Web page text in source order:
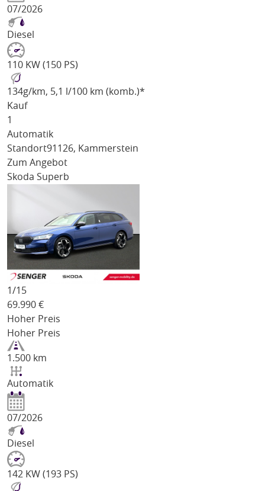
07/2026
Diesel
110 KW (150 PS)
134g/km, 5,1 l/100 km (komb.)*
Kauf
1
Automatik
Standort91126, Kammerstein
Zum Angebot
Skoda Superb
1/15
69.990 €
Hoher Preis
Hoher Preis
1.500 km
Automatik
07/2026
Diesel
142 KW (193 PS)